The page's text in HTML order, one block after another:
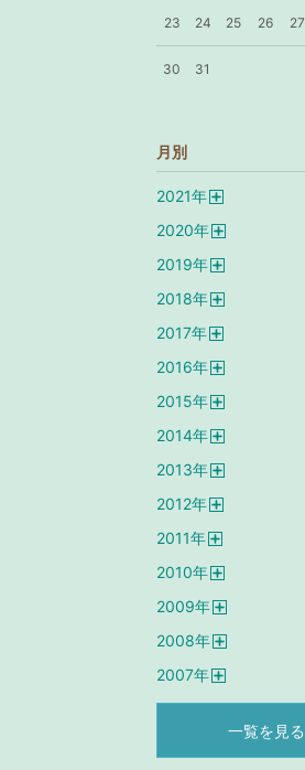
23 24 25 26 27
30 31
月別
2021年
2020年
2019年
2018年
2017年
2016年
2015年
2014年
2013年
2012年
2011年
2010年
2009年
2008年
2007年
一覧を見る